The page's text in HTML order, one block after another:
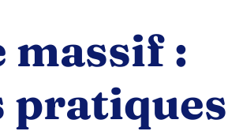
massif :
pratiques